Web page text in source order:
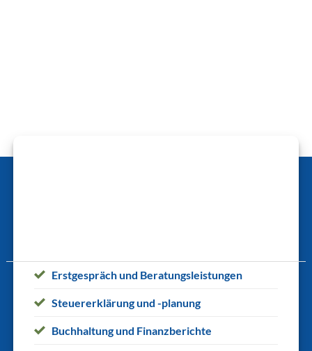
Erstgespräch und Beratungsleistungen
Steuererklärung und -planung
Buchhaltung und Finanzberichte